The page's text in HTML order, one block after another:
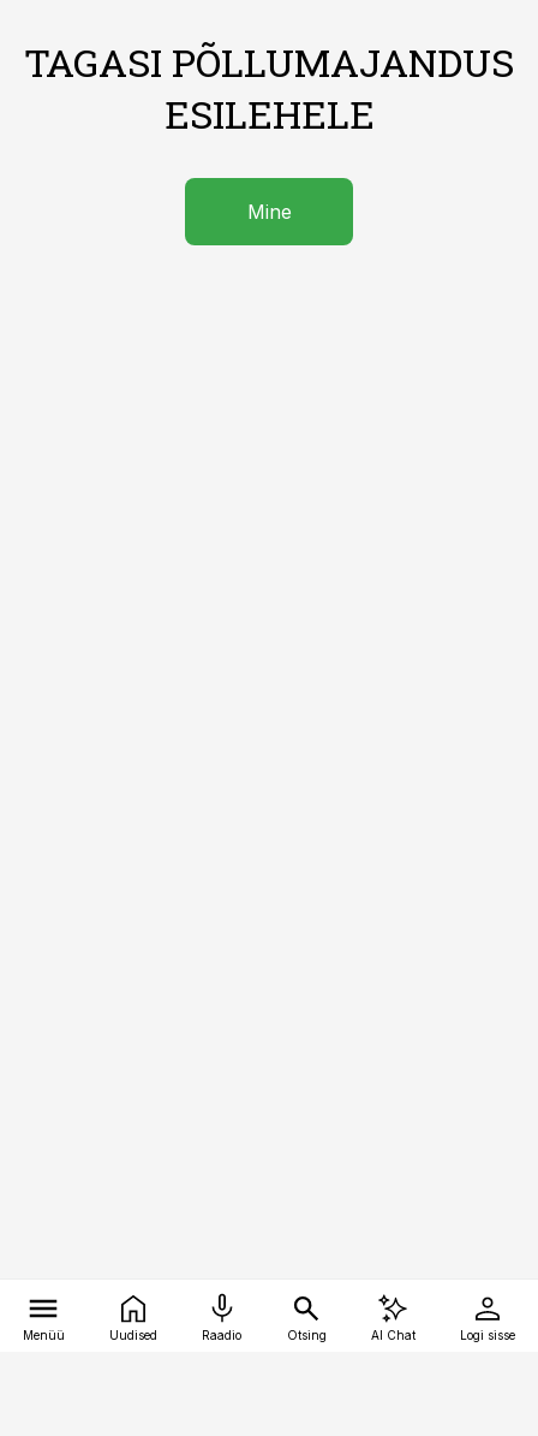
TAGASI PÕLLUMAJANDUS
ESILEHELE
Mine
Menüü Uudised Raadio Otsing AI Chat Logi sisse